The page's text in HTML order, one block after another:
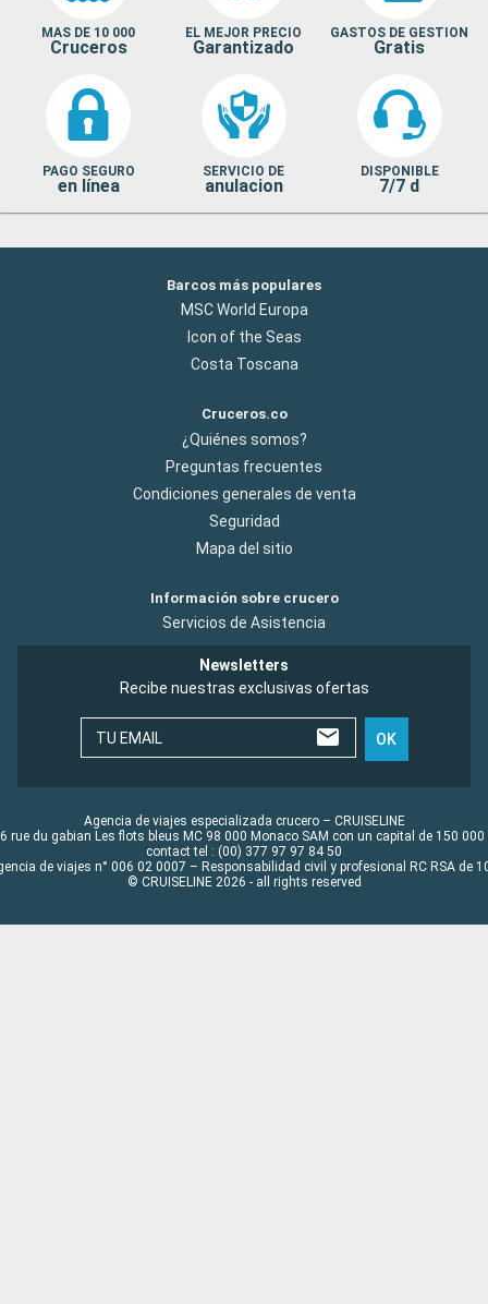
MAS DE 10 000
Cruceros
EL MEJOR PRECIO
Garantizado
GASTOS DE GESTION
Gratis
PAGO SEGURO
en línea
SERVICIO DE
anulacion
DISPONIBLE
7/7 d
Barcos más populares
MSC World Europa
Icon of the Seas
Costa Toscana
Cruceros.co
¿Quiénes somos?
Preguntas frecuentes
Condiciones generales de venta
Seguridad
Mapa del sitio
Información sobre crucero
Servicios de Asistencia
Newsletters
Recibe nuestras exclusivas ofertas
TU EMAIL OK
Agencia de viajes especializada crucero – CRUISELINE
rue du gabian Les flots bleus MC 98 000 Monaco SAM con un capital de 150 000
contact tel : (00) 377 97 97 84 50
de viajes n° 006 02 0007 – Responsabilidad civil y profesional RC RSA de
© CRUISELINE 2026 - all rights reserved